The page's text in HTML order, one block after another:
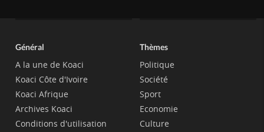
Général
A la une de Koaci
Koaci Côte d'Ivoire
Koaci Afrique
Archives Koaci
Conditions d'utilisation
Thèmes
Politique
Société
Sport
Economie
Culture